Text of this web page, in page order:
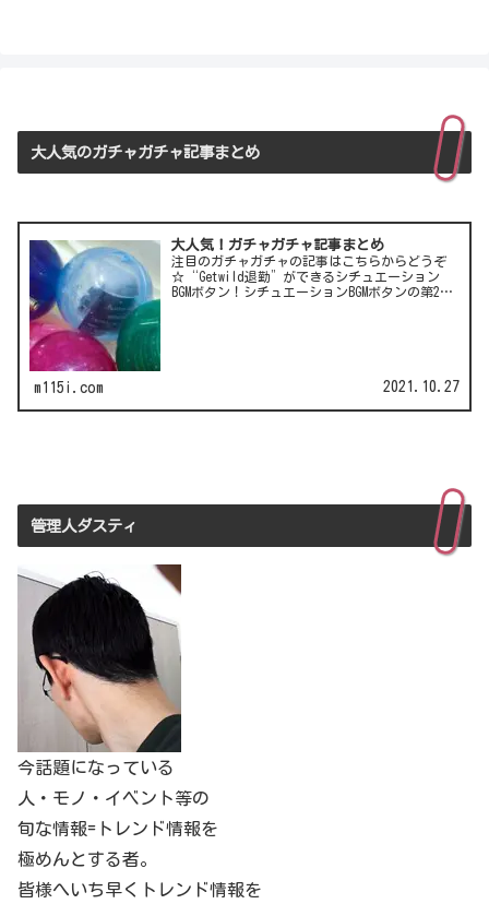
大人気のガチャガチャ記事まとめ
大人気！ガチャガチャ記事まとめ
注目のガチャガチャの記事はこちらからどうぞ
☆“Getwild退勤”ができるシチュエーション
BGMボタン！シチュエーションBGMボタンの第2
m115i.com 2021.10.27
管理人ダスティ
今話題になっている
人・モノ・イベント等の
旬な情報=トレンド情報を
極めんとする者。
皆様へいち早くトレンド情報を